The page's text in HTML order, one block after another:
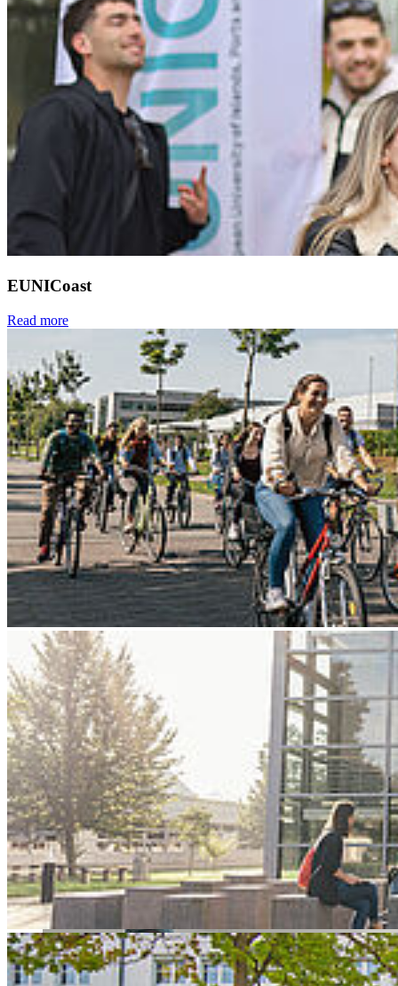
EUNICoast
Read more
Go to slide 1
Go to slide 2
Go to slide 3
Go to slide 4
Go to slide 5
Go to slide 6
Go to slide 7
Go to slide 8
Go to slide 9
Zurück
Hochschule bringt Doktorin hervor
09/06/2024
Rabea Aschenbruck, bisherige wissenschaftliche Mitarbeiterin bei
Prof. Dr. Szepannek, hat promoviert – dank einer Kooperation.
HOST strebt Promotionsrecht an.